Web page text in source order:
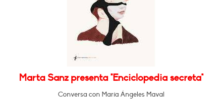
Marta Sanz presenta "Enciclopedia secreta"
Conversa con María Ángeles Maval